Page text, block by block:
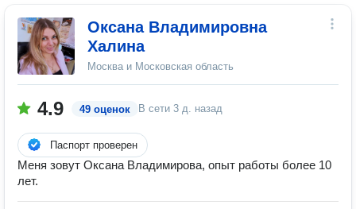
Оксана Владимировна
Халина
Москва и Московская область
4.9 49 оценок В сети 3 д. назад
Паспорт проверен
Меня зовут Оксана Владимирова, опыт работы более 10
лет.